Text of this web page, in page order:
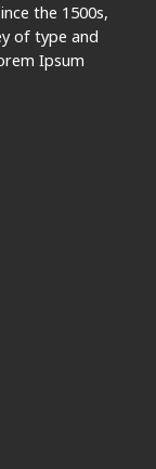
the 1500s,
of type and
Ipsum